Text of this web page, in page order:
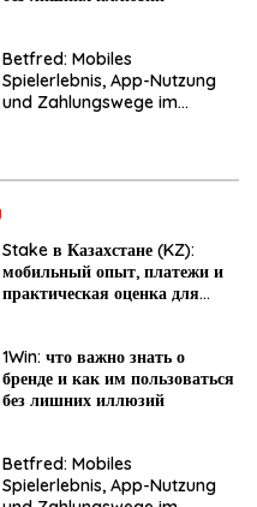
Betfred: Mobiles
Spielerlebnis, App-Nutzung
und Zahlungswege im
Stake в Казахстане (KZ):
мобильный опыт, платежи и
практическая оценка для
1Win: что важно знать о
бренде и как им пользоваться
без лишних иллюзий
Betfred: Mobiles
Spielerlebnis, App-Nutzung